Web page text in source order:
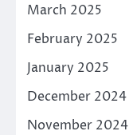
March 2025
February 2025
January 2025
December 2024
November 2024